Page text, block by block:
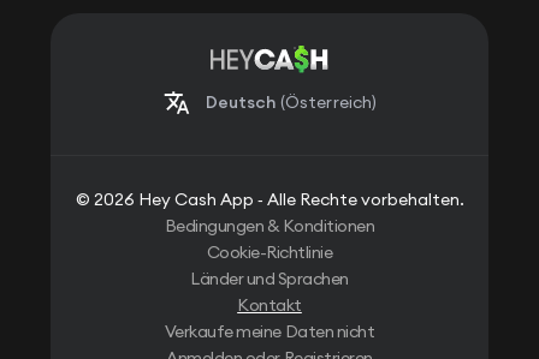
Deutsch (Österreich)
© 2026 Hey Cash App ‐ Alle Rechte vorbehalten.
Bedingungen & Konditionen
Cookie-Richtlinie
Länder und Sprachen
Kontakt
Verkaufe meine Daten nicht